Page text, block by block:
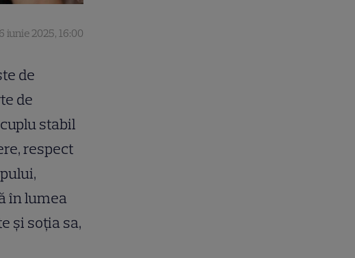
iunie 2025, 16:00
de
de
stabil
respect
în lumea
și soția sa,